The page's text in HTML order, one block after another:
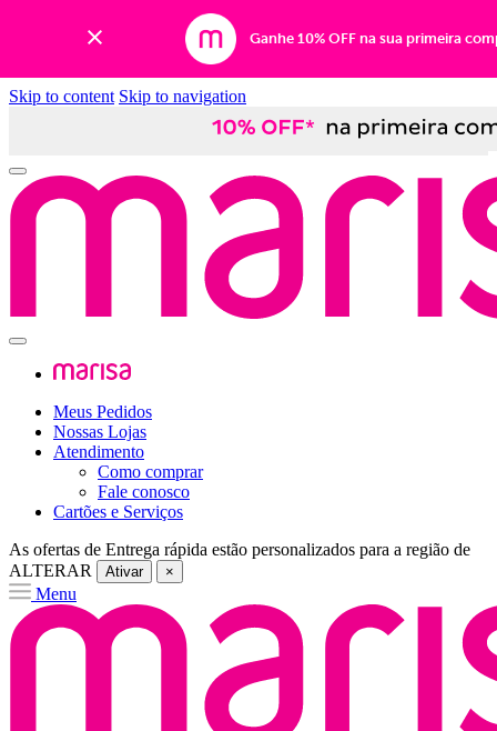
Ganhe 10% OFF na sua primeira
Skip to content Skip to navigation
Meus Pedidos
Nossas Lojas
Atendimento
Como comprar
Fale conosco
Cartões e Serviços
As ofertas de Entrega rápida estão personalizados para a região de
ALTERAR
Ativar ×
Menu